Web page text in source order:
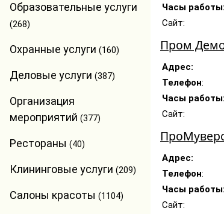
Образовательные услуги
(268)
Охранные услуги (160)
Деловые услуги (387)
Организация
мероприятий (377)
Рестораны (40)
Клининговые услуги (209)
Салоны красоты (1104)
Часы работы:
Сайт:
Пром
Адрес:
Телефон:
Часы работы:
Сайт:
Адрес:
Телефон:
Часы работы:
Сайт: